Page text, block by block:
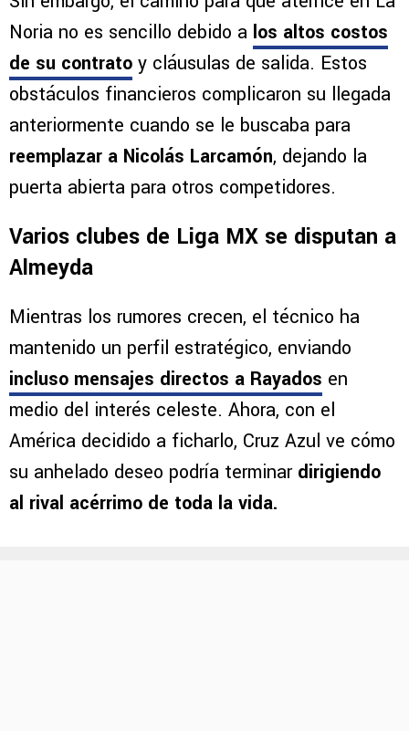
Noria no es sencillo debido a los altos costos
de su contrato y cláusulas de salida. Estos
obstáculos financieros complicaron su llegada
anteriormente cuando se le buscaba para
reemplazar a Nicolás Larcamón, dejando la
puerta abierta para otros competidores.
Varios clubes de Liga MX se disputan a
Almeyda
Mientras los rumores crecen, el técnico ha
mantenido un perfil estratégico, enviando
incluso mensajes directos a Rayados en
medio del interés celeste. Ahora, con el
América decidido a ficharlo, Cruz Azul ve cómo
su anhelado deseo podría terminar dirigiendo
al rival acérrimo de toda la vida.